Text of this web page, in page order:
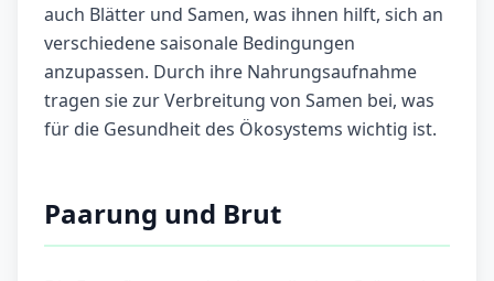
auch Blätter und Samen, was ihnen hilft, sich an
verschiedene saisonale Bedingungen
anzupassen. Durch ihre Nahrungsaufnahme
tragen sie zur Verbreitung von Samen bei, was
für die Gesundheit des Ökosystems wichtig ist.
Paarung und Brut